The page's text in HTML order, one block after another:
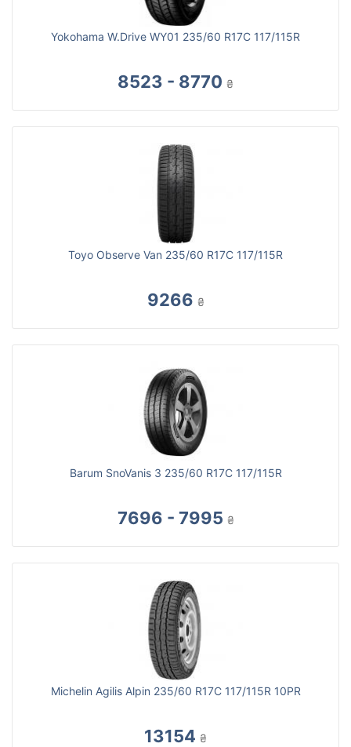
Yokohama W.Drive WY01 235/60 R17C 117/115R
8523 - 8770 ₴
Toyo Observe Van 235/60 R17C 117/115R
9266 ₴
Barum SnoVanis 3 235/60 R17C 117/115R
7696 - 7995 ₴
Michelin Agilis Alpin 235/60 R17C 117/115R 10PR
13154 ₴